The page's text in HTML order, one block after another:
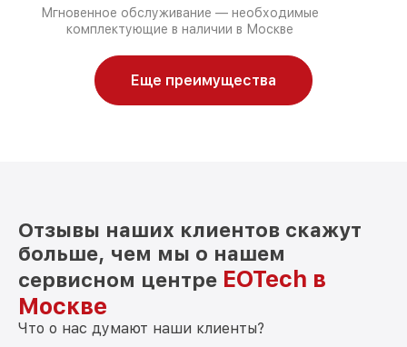
Мгновенное обслуживание — необходимые
комплектующие в наличии в Москве
Еще преимущества
Отзывы наших клиентов скажут
больше, чем мы о нашем
сервисном центре EOTech в
Москве
Что о нас думают наши клиенты?